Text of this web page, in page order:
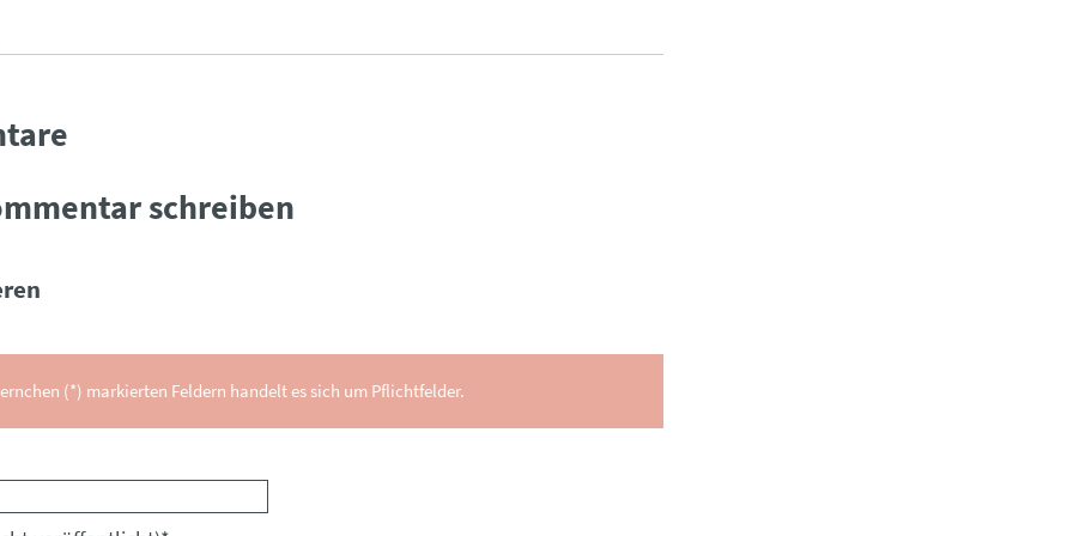
schreiben
(*) markierten Feldern handelt es sich um Pflichtfelder.